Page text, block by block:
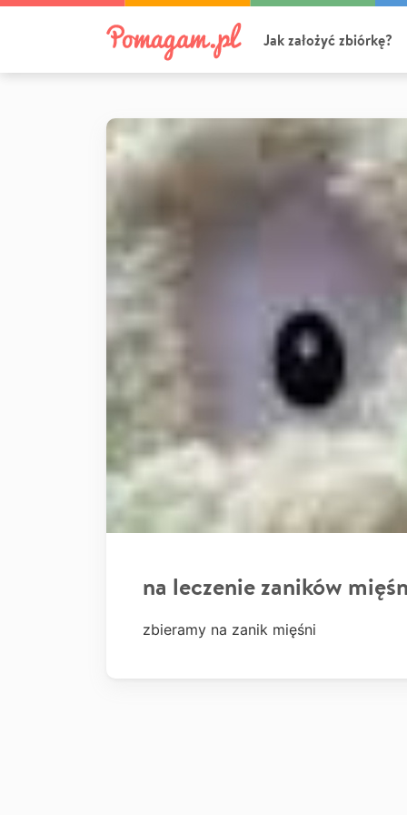
Jak założyć zbiórkę?
na leczenie zaników
zbieramy na zanik mięśni